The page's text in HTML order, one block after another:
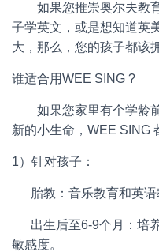
如果您推崇奥尔夫教育
子学英文，或是想知道英
大，那么，您的孩子都该
谁适合用WEE SING ?
如果您家里有个学龄前
新的小生命，WEE SING
1）针对孩子：
胎教：音乐教育和英语
出生后至6-9个月：培
敏感度。